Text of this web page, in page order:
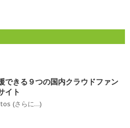
できる９つの国内クラウドファン
イト
(さらに…)